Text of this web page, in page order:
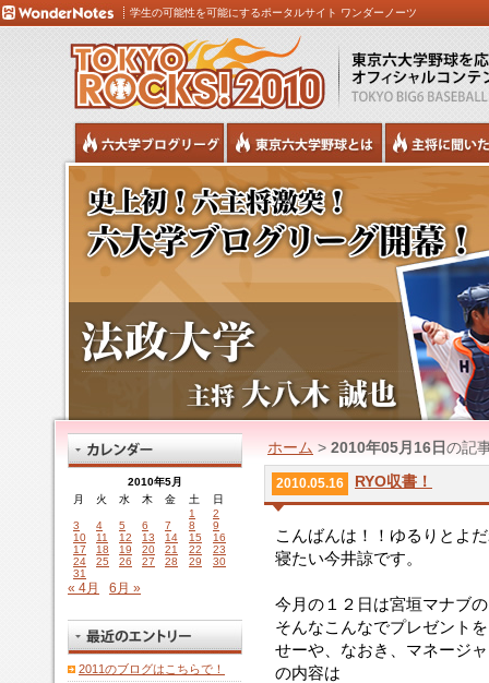
学生の可能性を可能にするポータルサイト ワンダーノーツ
ホーム > 2010年05月16日 の記
2010.05.16 RYO収書！
こんばんは！！ゆるりとよ
寝たい今井諒です。
今月の１２日は宮垣マナブ
そんなこんなでプレゼント
せーや、なおき、マネージ
の内容は
2010年5月
月
火 水 木 金 土
日
1
2
3
4 5 6 7 8
9
10
11 12 13 14 15
16
17
18 19 20 21 22
23
24
25 26 27 28 29
30
31
« 4月 6月 »
2011のブログはこちらで！